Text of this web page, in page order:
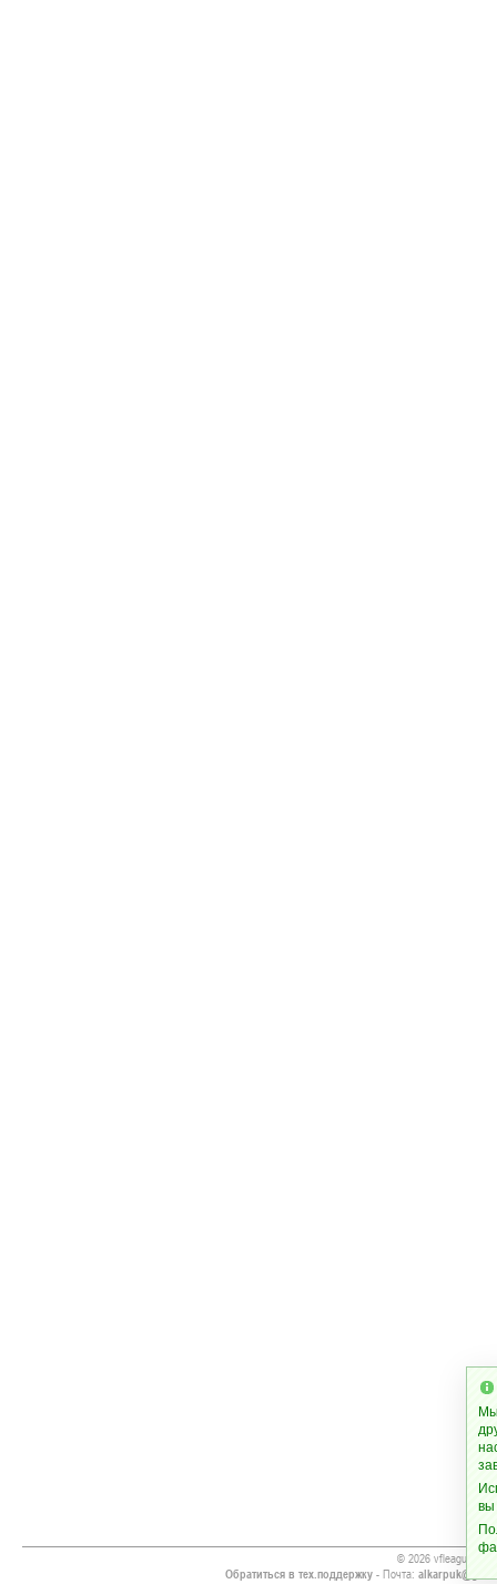
© 2026 vfleague.org
Обратиться в тех.поддержку- Почта:
вы